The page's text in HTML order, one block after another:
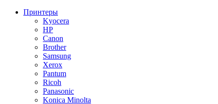
Принтеры
Kyocera
HP
Canon
Brother
Samsung
Xerox
Pantum
Ricoh
Panasonic
Konica Minolta